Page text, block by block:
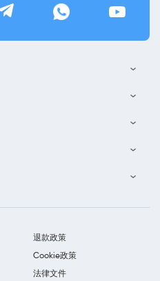
退款政策
Cookie政策
法律文件